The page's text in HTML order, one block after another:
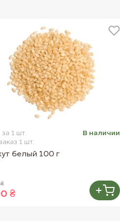
грамм:
ложки кокосового
фруктовый
Так же, протеиновый
1 шт.
1 шт.
В наличии
белый 100 г
₴